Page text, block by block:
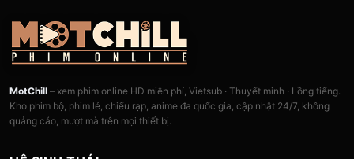
MotChill – xem phim online HD miễn phí, Vietsub · Thuyết minh · Lồng tiếng.
Kho phim bộ, phim lẻ, chiếu rạp, anime đa quốc gia, cập nhật 24/7, không
quảng cáo, mượt mà trên mọi thiết bị.